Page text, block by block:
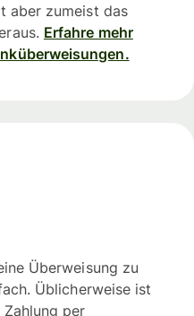
aber zumeist das
Erfahre mehr
Überweisung zu
Üblicherweise ist
per